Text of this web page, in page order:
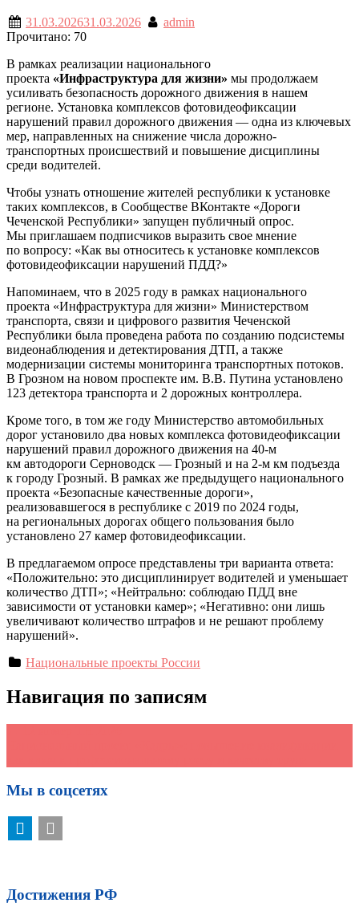
31.03.202631.03.2026
admin
Прочитано: 70
В рамках реализации национального
проекта «Инфраструктура для жизни» мы продолжаем
усиливать безопасность дорожного движения в нашем
регионе. Установка комплексов фотовидеофиксации
нарушений правил дорожного движения — одна из ключевых
мер, направленных на снижение числа дорожно-
транспортных происшествий и повышение дисциплины
среди водителей.
Чтобы узнать отношение жителей республики к установке
таких комплексов, в Сообществе ВКонтакте «Дороги
Чеченской Республики» запущен публичный опрос.
Мы приглашаем подписчиков выразить свое мнение
по вопросу: «Как вы относитесь к установке комплексов
фотовидеофиксации нарушений ПДД?»
Напоминаем, что в 2025 году в рамках национального
проекта «Инфраструктура для жизни» Министерством
транспорта, связи и цифрового развития Чеченской
Республики была проведена работа по созданию подсистемы
видеонаблюдения и детектирования ДТП, а также
модернизации системы мониторинга транспортных потоков.
В Грозном на новом проспекте им. В.В. Путина установлено
123 детектора транспорта и 2 дорожных контроллера.
Кроме того, в том же году Министерство автомобильных
дорог установило два новых комплекса фотовидеофиксации
нарушений правил дорожного движения на 40-м
км автодороги Серноводск — Грозный и на 2-м км подъезда
к городу Грозный. В рамках же предыдущего национального
проекта «Безопасные качественные дороги»,
реализовавшегося в республике с 2019 по 2024 годы,
на региональных дорогах общего пользования было
установлено 27 камер фотовидеофиксации.
В предлагаемом опросе представлены три варианта ответа:
«Положительно: это дисциплинирует водителей и уменьшает
количество ДТП»; «Нейтрально: соблюдаю ПДД вне
зависимости от установки камер»; «Негативно: они лишь
увеличивают количество штрафов и не решают проблему
нарушений».
Национальные проекты России
Навигация по записям
Мы в соцсетях
Достижения РФ